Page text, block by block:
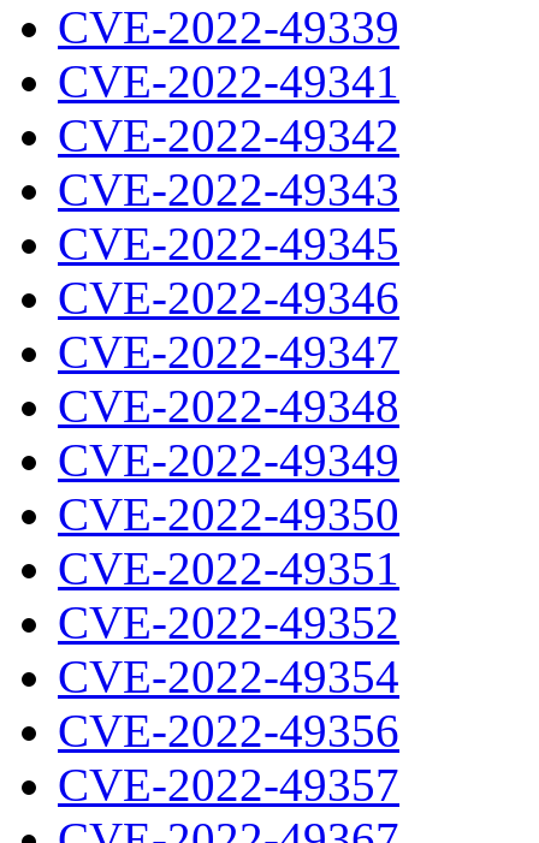
CVE-2022-49339
CVE-2022-49341
CVE-2022-49342
CVE-2022-49343
CVE-2022-49345
CVE-2022-49346
CVE-2022-49347
CVE-2022-49348
CVE-2022-49349
CVE-2022-49350
CVE-2022-49351
CVE-2022-49352
CVE-2022-49354
CVE-2022-49356
CVE-2022-49357